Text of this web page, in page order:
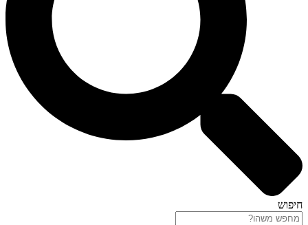
חיפוש